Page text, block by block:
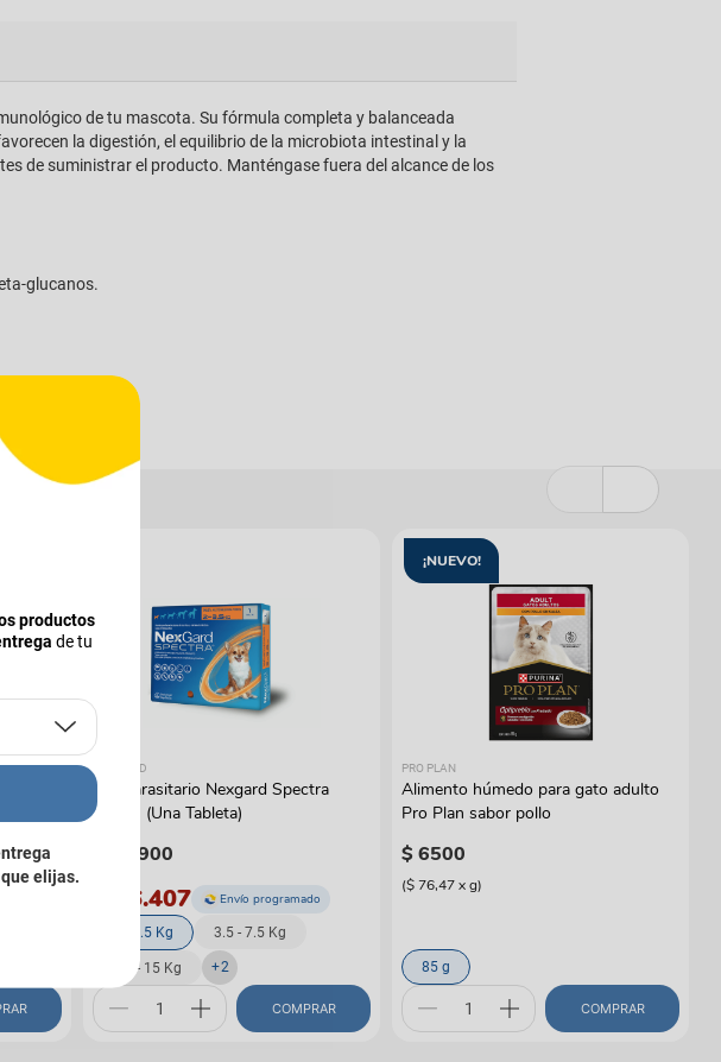
de tu mascota. Su fórmula completa y balanceada
la digestión, el equilibrio de la microbiota intestinal y la
de suministrar el producto. Manténgase fuera del alcance de los
glucanos.
NEXGARD
Antiparasitario Nexgard Spectra
Perros (Una Tableta)
900
$ 46.407 Envío programado
2 - 3.5 Kg 3.5 - 7.5 Kg
7.5 - 15 Kg +2
COMPRAR
¡NUEVO!
PRO PLAN
Alimento húmedo para gato adulto
Pro Plan sabor pollo
$6500
($ 76,47xg)
85 g
COMPRAR
productos
de tu
elijas.